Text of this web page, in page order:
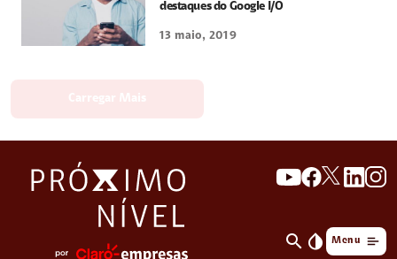
destaques do Google I/O
13 maio, 2019
search invert_colors Menu